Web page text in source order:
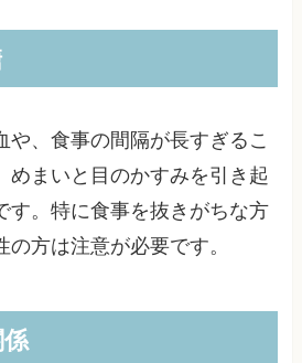
や、食事の間隔が長すぎるこ
めまいと目のかすみを引き起
す。特に食事を抜きがちな方
方は注意が必要です。